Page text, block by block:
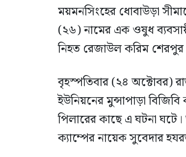
ময়মনসিংহের ধোবাউড়া
(২৬) নামের এক ওষুধ
নিহত রেজাউল করিম শেরপুর
বৃহস্পতিবার (২৪ অক্টোবর)
ইউনিয়নের মুন্সাপাড়া
পিলারের কাছে এ ঘটনা
ক্যাম্পের নায়েক সুবেদার